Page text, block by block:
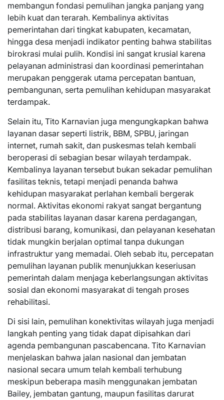
membangun fondasi pemulihan jangka panjang yang
lebih kuat dan terarah. Kembalinya aktivitas
pemerintahan dari tingkat kabupaten, kecamatan,
hingga desa menjadi indikator penting bahwa stabilitas
birokrasi mulai pulih. Kondisi ini sangat krusial karena
pelayanan administrasi dan koordinasi pemerintahan
merupakan penggerak utama percepatan bantuan,
pembangunan, serta pemulihan kehidupan masyarakat
terdampak.
Selain itu, Tito Karnavian juga mengungkapkan bahwa
layanan dasar seperti listrik, BBM, SPBU, jaringan
internet, rumah sakit, dan puskesmas telah kembali
beroperasi di sebagian besar wilayah terdampak.
Kembalinya layanan tersebut bukan sekadar pemulihan
fasilitas teknis, tetapi menjadi penanda bahwa
kehidupan masyarakat perlahan kembali bergerak
normal. Aktivitas ekonomi rakyat sangat bergantung
pada stabilitas layanan dasar karena perdagangan,
distribusi barang, komunikasi, dan pelayanan kesehatan
tidak mungkin berjalan optimal tanpa dukungan
infrastruktur yang memadai. Oleh sebab itu, percepatan
pemulihan layanan publik menunjukkan keseriusan
pemerintah dalam menjaga keberlangsungan aktivitas
sosial dan ekonomi masyarakat di tengah proses
rehabilitasi.
Di sisi lain, pemulihan konektivitas wilayah juga menjadi
langkah penting yang tidak dapat dipisahkan dari
agenda pembangunan pascabencana. Tito Karnavian
menjelaskan bahwa jalan nasional dan jembatan
nasional secara umum telah kembali terhubung
meskipun beberapa masih menggunakan jembatan
Bailey, jembatan gantung, maupun fasilitas darurat